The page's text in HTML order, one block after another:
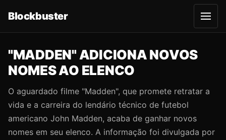
Blockbuster
A
b
r
"MADDEN" ADICIONA NOVOS
NOMES AO ELENCO
O aguardado filme "Madden", que promete retratar a
vida e a carreira do lendário técnico de futebol
americano John Madden, acaba de ganhar novos
nomes em seu elenco. A informação foi divulgada por